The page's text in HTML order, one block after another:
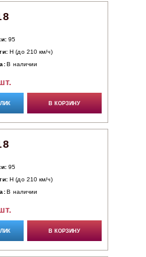
95
H (до 210 км/ч)
В наличии
В КОРЗИНУ
95
H (до 210 км/ч)
В наличии
В КОРЗИНУ